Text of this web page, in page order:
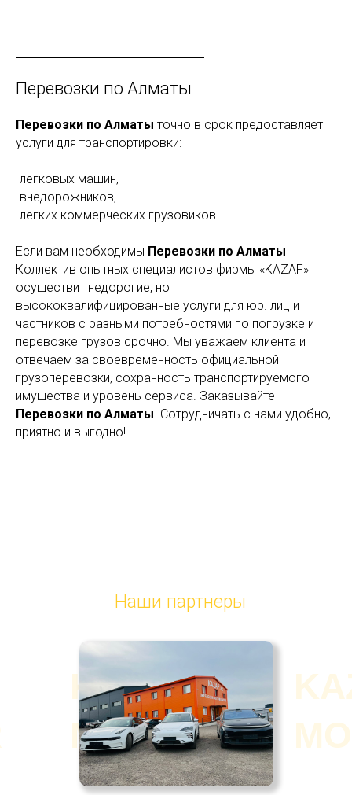
Перевозки по Алматы
Перевозки по Алматы точно в срок предоставляет
услуги для транспортировки:
-легковых машин,
-внедорожников,
-легких коммерческих грузовиков.
Если вам необходимы Перевозки по Алматы
Коллектив опытных специалистов фирмы «KAZAF»
осуществит недорогие, но
высококвалифицированные услуги для юр. лиц и
частников с разными потребностями по погрузке и
перевозке грузов срочно. Мы уважаем клиента и
отвечаем за своевременность официальной
грузоперевозки, сохранность транспортируемого
имущества и уровень сервиса. Заказывайте
Перевозки по Алматы. Сотрудничать с нами удобно,
приятно и выгодно!
KAZAF
MOTOR
Наши партнеры